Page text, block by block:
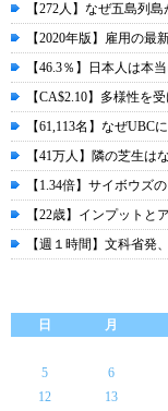
【272人】なぜ五島列
【2020年版】雇用の
【46.3％】日本人は本
【CA$2.10】多様性を
【61,113名】なぜUBC
【41万人】隣の芝生
【1.34倍】サイボウズ
【22歳】インプットと
【週１時間】文科省発
日
月
5
6
12
13